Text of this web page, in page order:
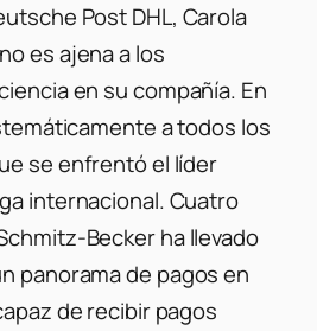
Post DHL, Carola
es ajena a los
en su compañía. En
a todos los
se enfrentó el líder
internacional. Cuatro
Becker ha llevado
panorama de pagos en
de recibir pagos